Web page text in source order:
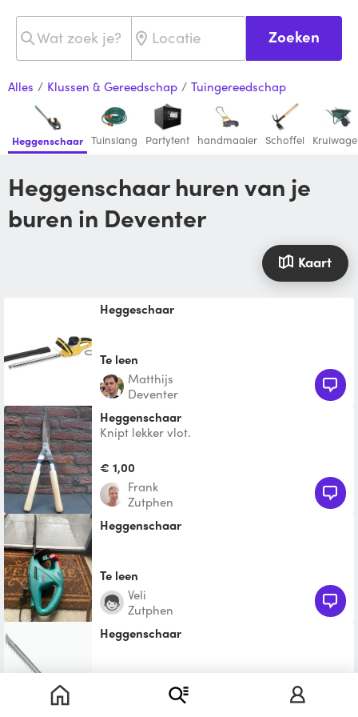
Zoeken
Alles / Klussen & Gereedschap / Tuingereedschap
Heggenschaar Tuinslang Partytent handmaaier Schoffel
Heggenschaar huren van je
buren in Deventer
Kaart
Heggeschaar
Te leen
Matthijs
Deventer
heggenschaar
Knipt lekker vlot.
€ 1,00
Frank
Zutphen
Heggenschaar
Te leen
Veli
Zutphen
Heggenschaar